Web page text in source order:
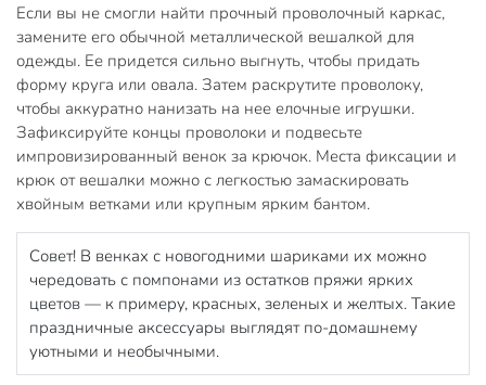
Если вы не смогли найти прочный проволочный каркас,
замените его обычной металлической вешалкой для
одежды. Ее придется сильно выгнуть, чтобы придать
форму круга или овала. Затем раскрутите проволоку,
чтобы аккуратно нанизать на нее елочные игрушки.
Зафиксируйте концы проволоки и подвесьте
импровизированный венок за крючок. Места фиксации и
крюк от вешалки можно с легкостью замаскировать
хвойным ветками или крупным ярким бантом.
Совет! В венках с новогодними шариками их можно
чередовать с помпонами из остатков пряжи ярких
цветов — к примеру, красных, зеленых и желтых. Такие
праздничные аксессуары выглядят по-домашнему
уютными и необычными.